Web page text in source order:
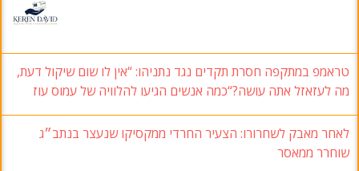
טראמפ במתקפה חסרת תקדים נגד נתניהו: “אין לו שום שיקול דעת,
מה לעזאזל אתה עושה?“כמה אנשים הגיעו להלוויה של עמוס עוז
לאחר מאבק לשחרורו: הצעיר החרדי ממקסיקו שנעצר בנתב״ג
שוחרר ממאסר